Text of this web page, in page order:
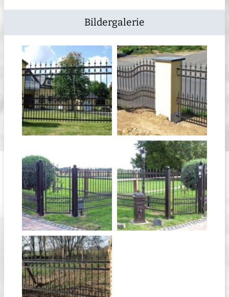
Bildergalerie